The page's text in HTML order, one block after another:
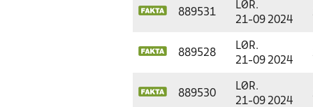
889531
LØR.
21-09 2024
889528
LØR.
21-09 2024
889530
LØR.
21-09 2024